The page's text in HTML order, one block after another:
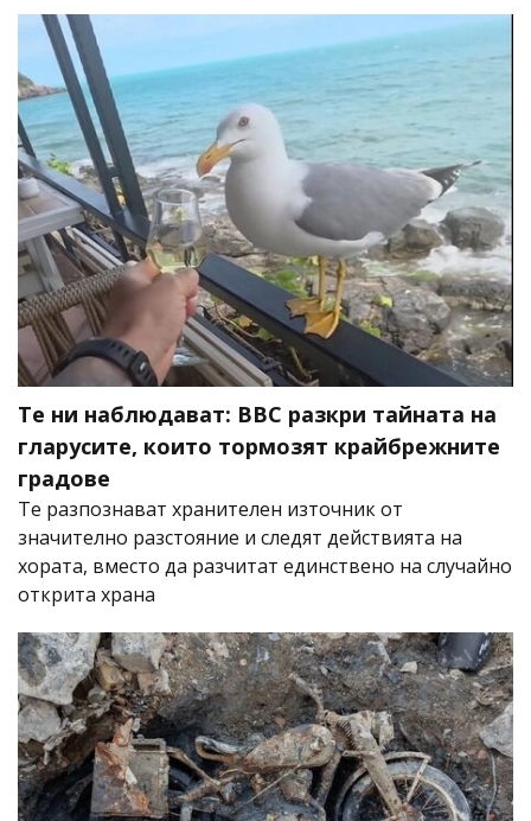
Те ни наблюдават: BBC разкри тайната на
гларусите, които тормозят крайбрежните
градове
Те разпознават хранителен източник от
значително разстояние и следят действията на
хората, вместо да разчитат единствено на случайно
открита храна